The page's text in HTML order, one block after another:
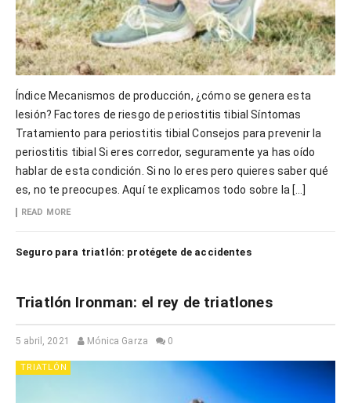
Índice Mecanismos de producción, ¿cómo se genera esta
lesión? Factores de riesgo de periostitis tibial Síntomas
Tratamiento para periostitis tibial Consejos para prevenir la
periostitis tibial Si eres corredor, seguramente ya has oído
hablar de esta condición. Si no lo eres pero quieres saber qué
es, no te preocupes. Aquí te explicamos todo sobre la […]
READ MORE
Seguro para triatlón: protégete de accidentes
Triatlón Ironman: el rey de triatlones
5 abril, 2021 Mónica Garza 0
TRIATLÓN